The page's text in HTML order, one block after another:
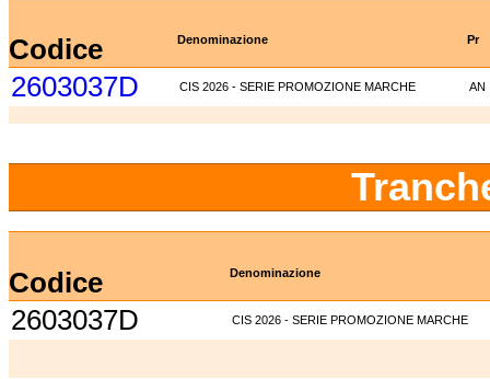
Codice Denominazione Pr
2603037D CIS 2026 - SERIE PROMOZIONE MARCHE AN
Codice Denominazione
2603037D CIS 2026 - SERIE PROMOZIONE MARCHE